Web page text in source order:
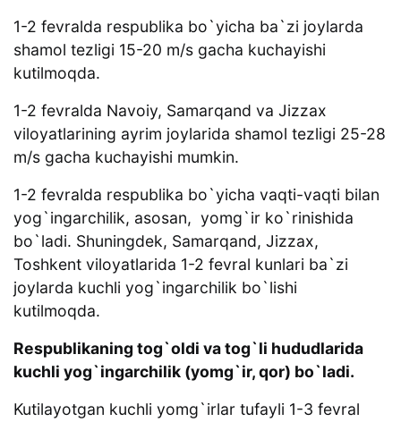
1-2 fevralda respublika bo`yicha ba`zi joylarda
shamol tezligi 15-20 m/s gacha kuchayishi
kutilmoqda.
1-2 fevralda Navoiy, Samarqand va Jizzax
viloyatlarining ayrim joylarida shamol tezligi 25-28
m/s gacha kuchayishi mumkin.
1-2 fevralda respublika bo`yicha vaqti-vaqti bilan
yog`ingarchilik, asosan, yomg`ir ko`rinishida
bo`ladi. Shuningdek, Samarqand, Jizzax,
Toshkent viloyatlarida 1-2 fevral kunlari ba`zi
joylarda kuchli yog`ingarchilik bo`lishi
kutilmoqda.
Respublikaning tog`oldi va tog`li hududlarida
kuchli yog`ingarchilik (yomg`ir, qor) bo`ladi.
Kutilayotgan kuchli yomg`irlar tufayli 1-3 fevral